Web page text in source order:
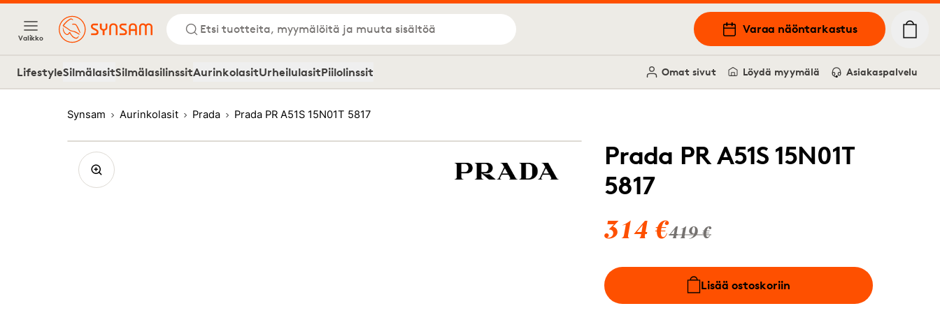
Valikko
Etsi tuotteita, myymälöitä ja muuta sisältöä Varaa näöntarkastus
LifestyleSilmälasitSilmälasilinssitAurinkolasitUrheilulasitPiilolinssit Omat sivut Löydä myymälä Asiakaspalvelu
Synsam Aurinkolasit Prada Prada PR A51S 15N01T 5817
Prada PR A51S 15N01T
5817
314 €419 €
Lisää ostoskoriin